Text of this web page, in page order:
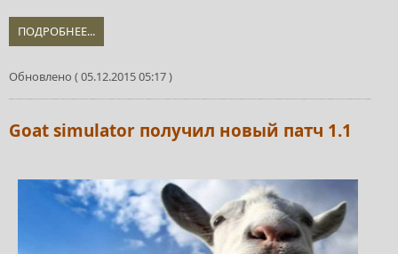
ПОДРОБНЕЕ...
Обновлено ( 05.12.2015 05:17 )
Goat simulator получил новый патч 1.1